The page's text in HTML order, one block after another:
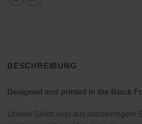
BESCHREIBUNG
Designed and printed in the Black
Unsere Shirts sind aus hochwertigem